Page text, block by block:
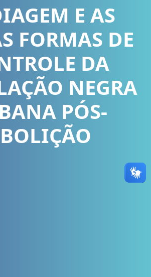
E AS
FORMAS DE
DA
NEGRA
PÓS-